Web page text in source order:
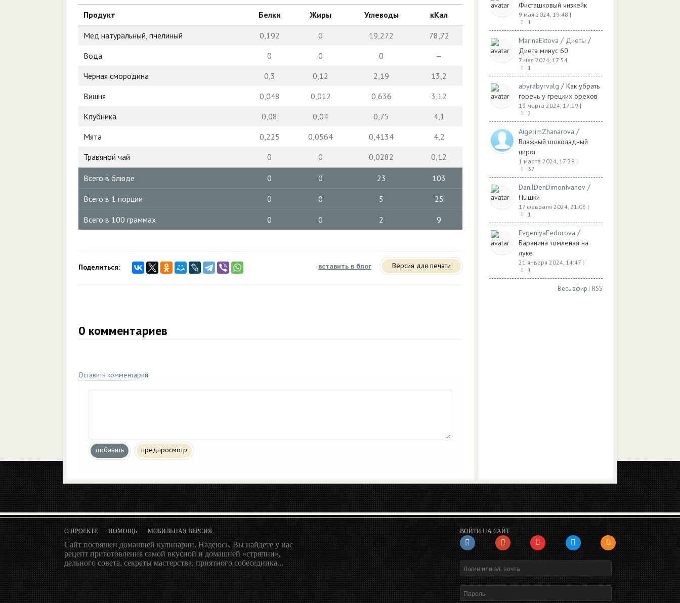
Продукт Белки Жиры Углеводы кКал
Мед натуральный, пчелиный 0,192 0 19,272
78,72
Вода
0 0 0
—
Черная смородина
0,3 0,12 2,19
13,2
Вишня
0,048 0,012 0,636
3,12
Клубника
0,08 0,04 0,75
4,1
Мята
0,225 0,0564 0,4134
4,2
Травяной чай
0 0 0,0282 0,12
Всего в блюде 0 0 23 103
Всего в 1 порции 0 0 5 25
Всего в 100 граммах 0 0 2 9
Поделиться: вставить в блог Версия для печати
0 комментариев
Оставить комментарий
добавить предпросмотр
Фисташковый чизкейк
9 мая 2024, 19:48 |
1
MarinaEktova / Диеты /
Диета минус 60
7 мая 2024, 17:54
1
abyrabyrvalg / Как убрать
горечь у грецких орехов
19 марта 2024, 17:19 |
2
AigerimZhanarova /
Влажный шоколадный
пирог
1 марта 2024, 17:28 |
37
DanilDenDimonIvanov /
Пышки
17 февраля 2024, 21:06 |
1
EvgeniyaFedorova /
Баранина томленая на
луке
21 января 2024, 14:47 |
1
Весь эфир | RSS
О ПРОЕКТЕПОМОЩЬ МОБИЛЬНАЯ ВЕРСИЯ
Сайт посвящен домашней кулинарии. Надеюсь, Вы найдете у нас
рецепт приготовления самой вкусной и домашней «стряпни»,
дельного совета, секреты мастерства, приятного собеседника...
ВОЙТИ НА САЙТ